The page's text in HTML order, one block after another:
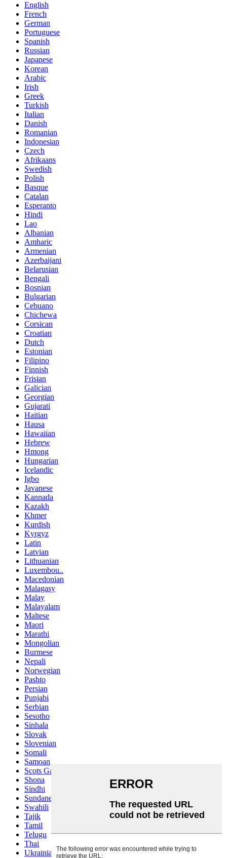
English
French
German
Portuguese
Spanish
Russian
Japanese
Korean
Arabic
Irish
Greek
Turkish
Italian
Danish
Romanian
Indonesian
Czech
Afrikaans
Swedish
Polish
Basque
Catalan
Esperanto
Hindi
Lao
Albanian
Amharic
Armenian
Azerbaijani
Belarusian
Bengali
Bosnian
Bulgarian
Cebuano
Chichewa
Corsican
Croatian
Dutch
Estonian
Filipino
Finnish
Frisian
Galician
Georgian
Gujarati
Haitian
Hausa
Hawaiian
Hebrew
Hmong
Hungarian
Icelandic
Igbo
Javanese
Kannada
Kazakh
Khmer
Kurdish
Kyrgyz
Latin
Latvian
Lithuanian
Luxembou..
Macedonian
Malagasy
Malay
Malayalam
Maltese
Maori
Marathi
Mongolian
Burmese
Nepali
Norwegian
Pashto
Persian
Punjabi
Serbian
Sesotho
Sinhala
Slovak
Slovenian
Somali
Samoan
Scots Gaelic
Shona
Sindhi
Sundanese
Swahili
Tajik
Tamil
Telugu
Thai
Ukrainian